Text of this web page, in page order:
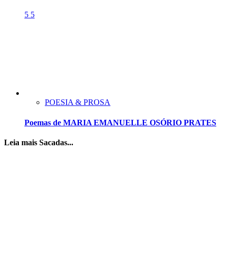
5 5
POESIA & PROSA
Poemas de MARIA EMANUELLE OSÓRIO PRATES
Leia mais Sacadas...